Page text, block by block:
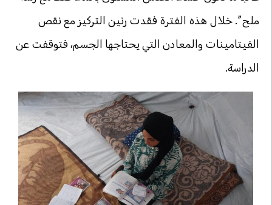
ملح”. خلال هذه الفترة فقدت رنين التركيز مع نقص
الفيتامينات والمعادن التي يحتاجها الجسم، فتوقفت عن
الدراسة.